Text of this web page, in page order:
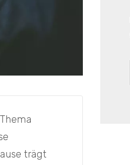
trägt